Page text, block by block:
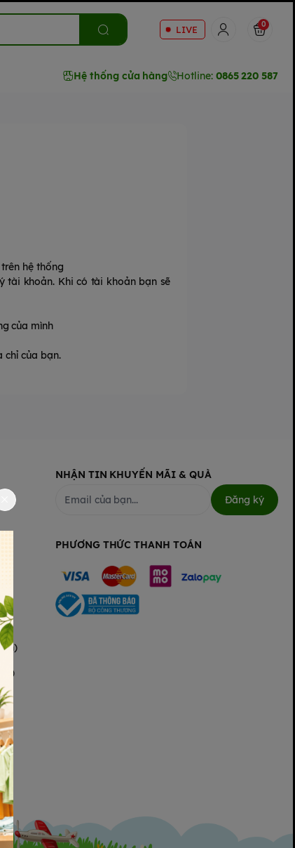
LIVE 0
Hệ thống cửa hàng Hotline: 0865 220 587
hệ thống
tài khoản. Khi có tài khoản bạn sẽ
của mình
chỉ của bạn.
NHẬN TIN KHUYẾN MÃI & QUÀ
Đăng ký
PHƯƠNG THỨC THANH TOÁN